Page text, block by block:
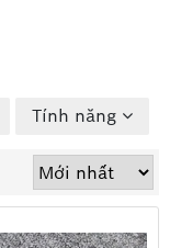
Tính năng